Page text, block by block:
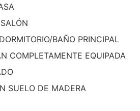
BAÑO PRINCIPAL
COMPLETAMENTE EQUIPADA
SUELO DE MADERA